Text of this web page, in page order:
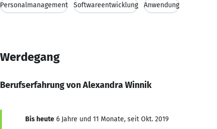
Personalmanagement Softwareentwicklung Anwendung
Werdegang
Berufserfahrung von Alexandra Winnik
Bis heute 6 Jahre und 11 Monate, seit Okt. 2019